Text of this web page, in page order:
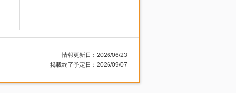
情報更新日：2026/06/23
掲載終了予定日：2026/09/07